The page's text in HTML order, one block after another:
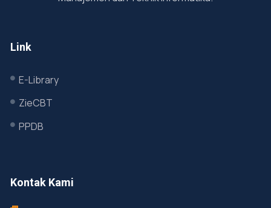
Link
E-Library
ZieCBT
PPDB
Kontak Kami